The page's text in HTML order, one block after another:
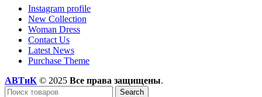
Instagram profile
New Collection
Woman Dress
Contact Us
Latest News
Purchase Theme
АВТиК © 2025 Все права защищены.
Search